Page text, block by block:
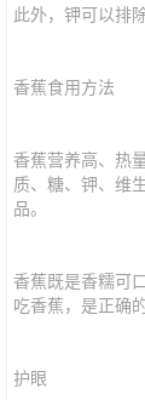
此外，钾可以排
香蕉食用方法
香蕉营养高、热
质、糖、钾、维
品。
香蕉既是香糯可
吃香蕉，是正确
护眼